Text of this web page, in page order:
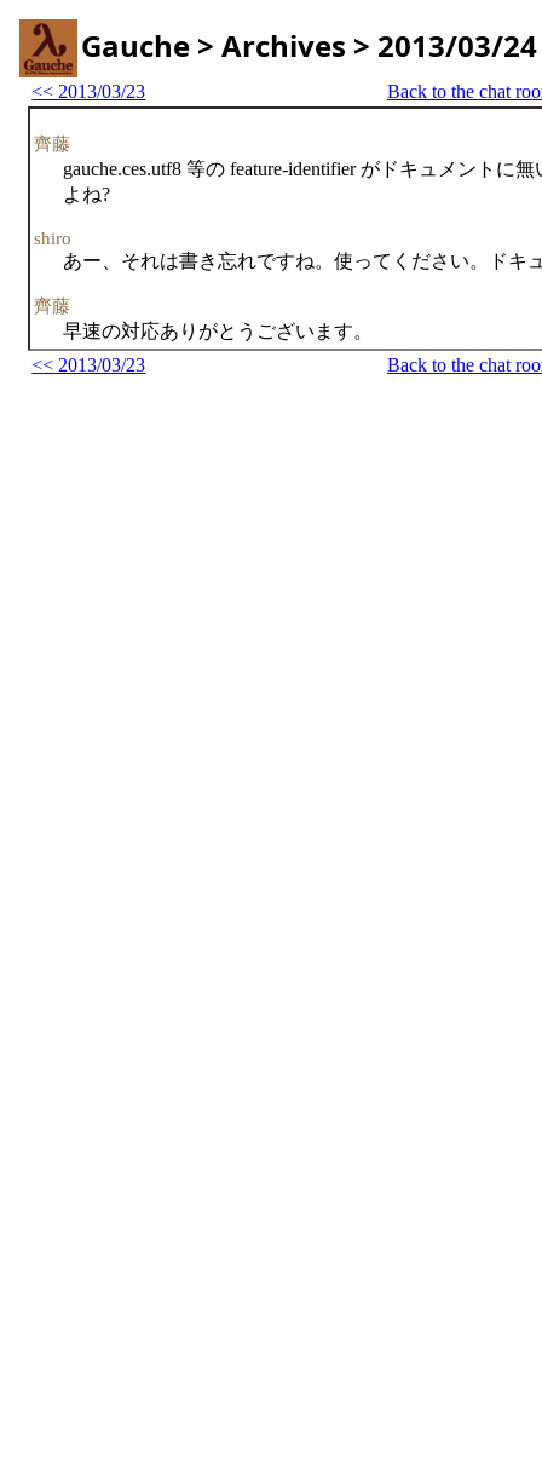
Gauche > Archives > 2013/03/24
<< 2013/03/23 Back to the chat
齊藤
gauche.ces.utf8 等の feature-identifier がドキュメント
よね?
shiro
あー、それは書き忘れですね。使ってください。ドキ
齊藤
早速の対応ありがとうございます。
<< 2013/03/23
Back to the chat